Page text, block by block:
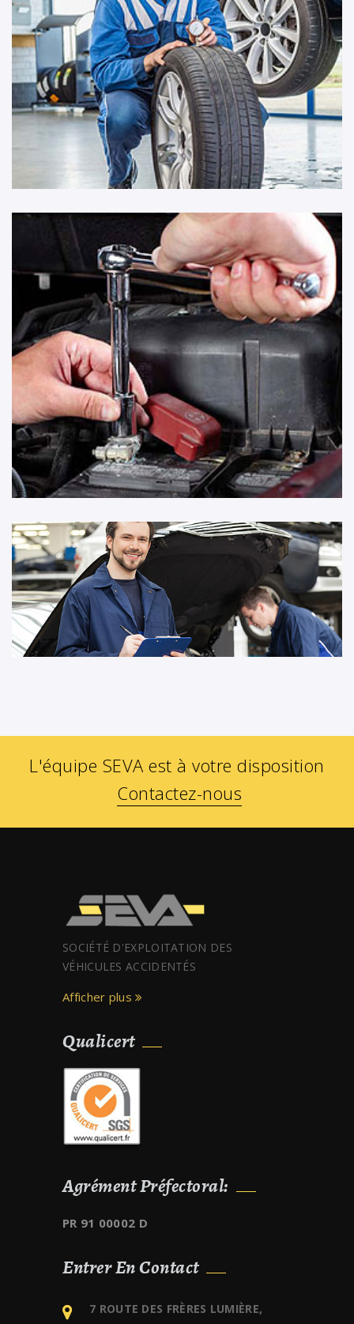
L'équipe SEVA est à votre disposition
Contactez-nous
SOCIÉTÉ D'EXPLOITATION DES
VÉHICULES ACCIDENTÉS
Afficher plus
Qualicert
Agrément Préfectoral:
PR 91 00002 D
Entrer En Contact
7 ROUTE DES FRÈRES LUMIÈRE,